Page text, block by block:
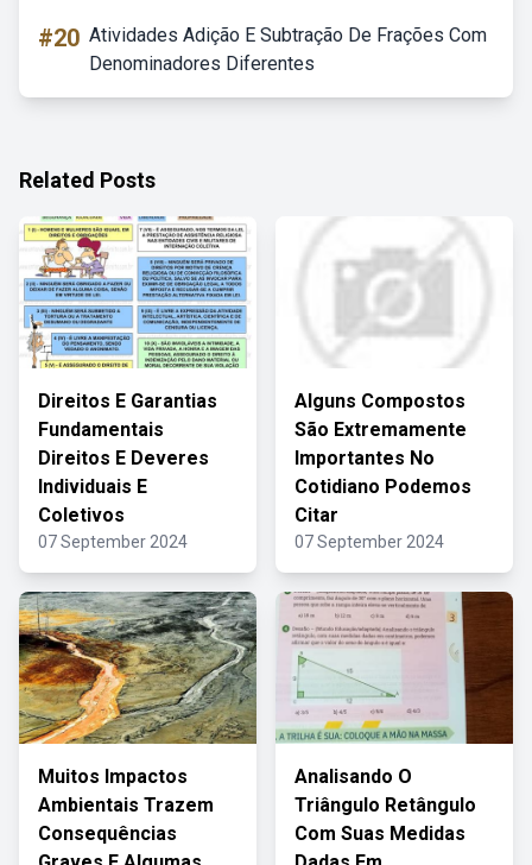
#20 Atividades Adição E Subtração De Frações Com
Denominadores Diferentes
Related Posts
Direitos E Garantias
Fundamentais
Direitos E Deveres
Individuais E
Coletivos
07 September 2024
Alguns Compostos
São Extremamente
Importantes No
Cotidiano Podemos
Citar
07 September 2024
Muitos Impactos
Ambientais Trazem
Consequências
Analisando O
Triângulo Retângulo
Com Suas Medidas